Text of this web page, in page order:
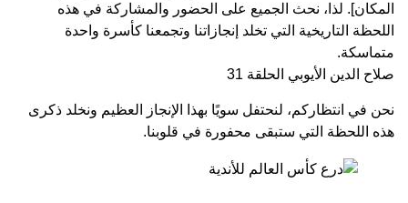
المكان]. لذا، نحث الجميع على الحضور والمشاركة في هذه
اللحظة التاريخية التي تخلد إنجازاتنا وتجمعنا كأسرة واحدة
متماسكة.
صلاح الدين الأيوبي الحلقة 31
نحن في انتظاركم، لنحتفل سويًا بهذا الإنجاز العظيم ونخلد ذكرى
هذه اللحظة التي ستبقى محفورة في قلوبنا.